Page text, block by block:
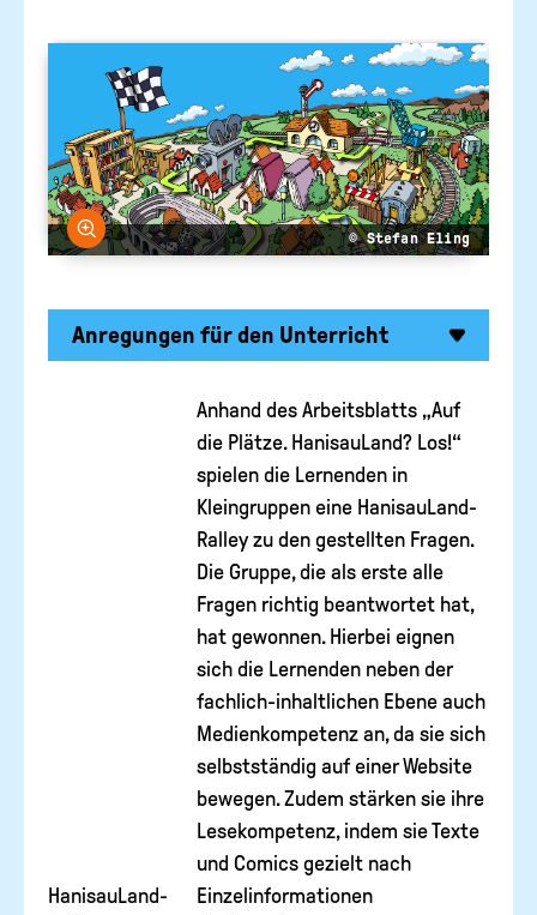
Bundeszentrale
politische
Bildung
AUSZEICHNUNGEN
LINKTIPPS
Bild vergrößern
© Stefan Eling
Anregungen für den Unterricht
HanisauLand-
Anhand des Arbeitsblatts „Auf
die Plätze. HanisauLand? Los!“
spielen die Lernenden in
Kleingruppen eine HanisauLand-
Ralley zu den gestellten Fragen.
Die Gruppe, die als erste alle
Fragen richtig beantwortet hat,
hat gewonnen. Hierbei eignen
sich die Lernenden neben der
fachlich-inhaltlichen Ebene auch
Medienkompetenz an, da sie sich
selbstständig auf einer Website
bewegen. Zudem stärken sie ihre
Lesekompetenz, indem sie Texte
und Comics gezielt nach
Einzelinformationen